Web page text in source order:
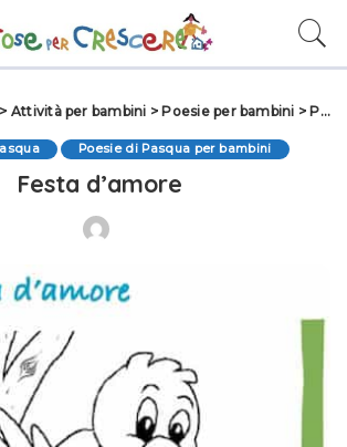
> Attività per bambini > Poesie per bambini > Poesie di Pasqua
Poesie di Pasqua per bambini
Festa d’amore